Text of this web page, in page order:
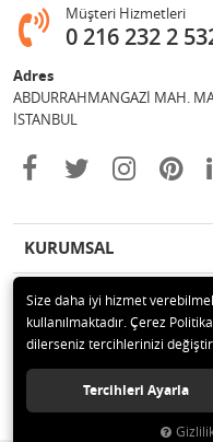
Müşteri Hizmetleri
0 216 232 2
Adres
ABDURRAHMANGAZİ MAH.
İSTANBUL
KURUMSAL
İLETİŞİM
© 2020 TEDEX İŞ
Size daha iyi hizmet
kullanılmaktadır. Çerez
dilerseniz tercihlerinizi
Tercihleri Ayarla